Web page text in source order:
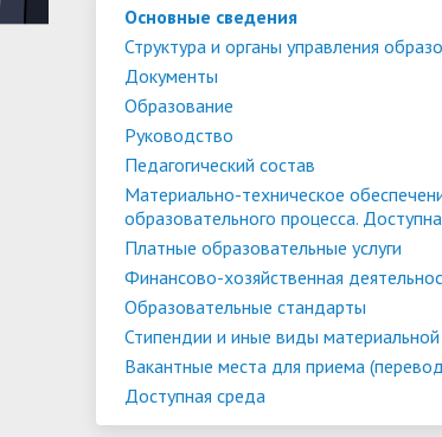
Основные сведения
Структура и органы управления
Документы
Образование
Руководство
Педагогический состав
Материально-техническое
образовательного процесса.
Платные образовательные услуги
Финансово-хозяйственная
Образовательные стандарты
Стипендии и иные виды
Вакантные места для приема
Доступная среда